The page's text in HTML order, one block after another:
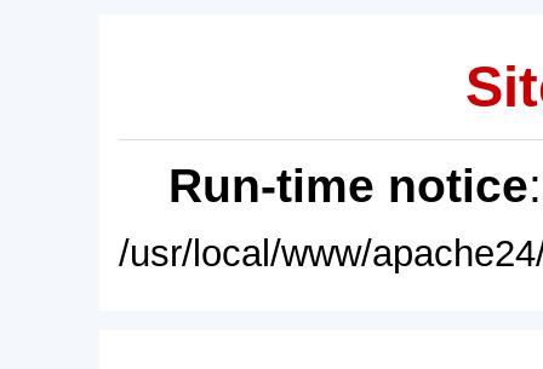
Run-time notice
/usr/local/www/